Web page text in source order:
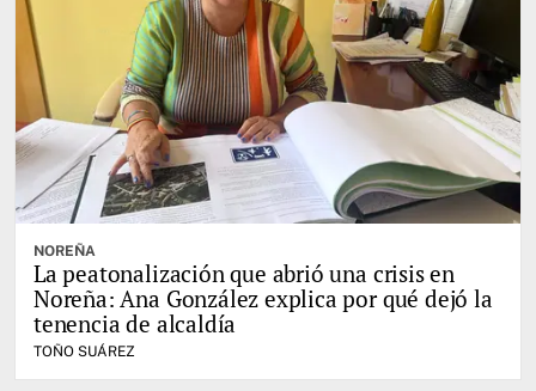
NOREÑA
La peatonalización que abrió una crisis en
Noreña: Ana González explica por qué dejó la
tenencia de alcaldía
TOÑO SUÁREZ